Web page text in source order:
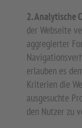
2. Analytische
der Webseite
aggregierter
erlauben es
Kriterien die
ausgesuchte
den Nutzer zu